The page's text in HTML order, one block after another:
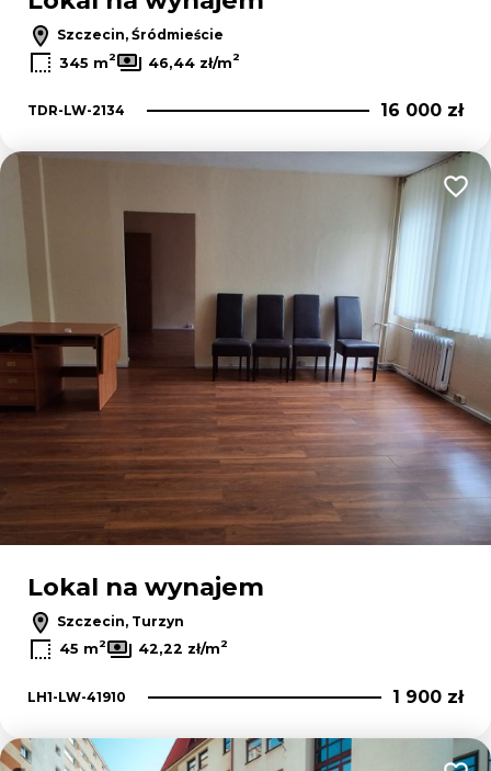
Szczecin, Śródmieście
345 m2 46,44 zł/m2
TDR-LW-2134 16 000 zł
Lokal na wynajem
Szczecin, Turzyn
45 m2 42,22 zł/m2
LH1-LW-41910 1 900 zł